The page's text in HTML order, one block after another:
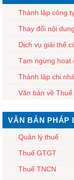
Thành lập công
Thay đổi nội
Dịch vụ giải thể
Tạm ngừng hoạt
Thành lập chi
Văn bản về Thuế
VĂN BẢN PHÁP
Quản lý thuế
Thuế GTGT
Thuế TNCN